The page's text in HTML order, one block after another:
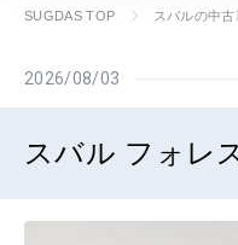
SUGDAS TOP スバルの中古
2026/08/03
スバル フォレ